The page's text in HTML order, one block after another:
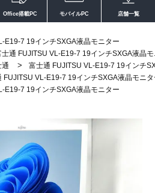
Office搭載PC モバイルPC 店舗一覧
E19-7 19インチSXGA液晶モニター
士通 FUJITSU VL-E19-7 19インチSXGA液晶
通 >
富士通 FUJITSU VL-E19-7 19インチ
FUJITSU VL-E19-7 19インチSXGA液晶モニ
E19-7 19インチSXGA液晶モニター